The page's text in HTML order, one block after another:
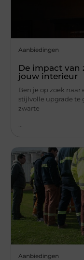
Aanbiedingen
De impact van
jouw interieur
Ben je op zoek
stijlvolle upgrade te
zwarte
Aanbiedingen